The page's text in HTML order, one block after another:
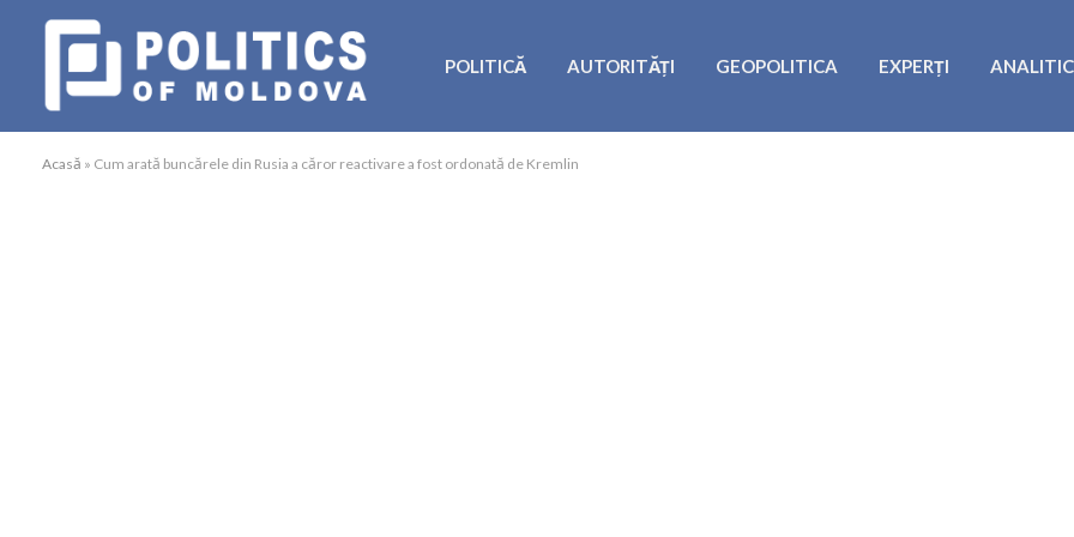
POLITICĂ AUTORITĂȚI GEOPOLITICA EXPERȚI
Acasă » Cum arată buncărele din Rusia a căror reactivare a fost ordonată de Kremlin